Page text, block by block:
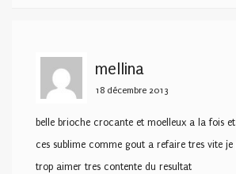
mellina
18 décembre 2013
belle brioche crocante et moelleux a la fois
ces sublime comme gout a refaire tres vite je
trop aimer tres contente du resultat